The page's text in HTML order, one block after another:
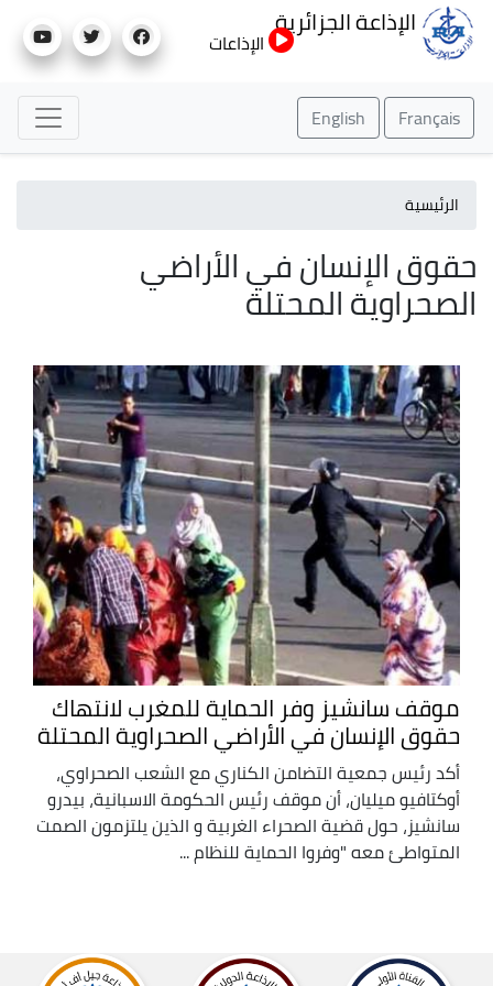
إلى
الإذاعة الجزائرية
الإذاعات
Français
English
الرئيسية
حقوق الإنسان في الأراضي
الصحراوية المحتلة
موقف سانشيز وفر الحماية للمغرب لانتهاك
حقوق الإنسان في الأراضي الصحراوية المحتلة
أكد رئيس جمعية التضامن الكناري مع الشعب الصحراوي،
أوكتافيو ميليان، أن موقف رئيس الحكومة الاسبانية، بيدرو
سانشيز، حول قضية الصحراء الغربية و الذين يلتزمون الصمت
المتواطئ معه "وفروا الحماية للنظام ...